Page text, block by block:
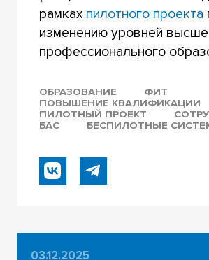
рамках пилотного проекта
изменению уровней
профессионального
ОБРАЗОВАНИЕ
ФИТ
ПОВЫШЕНИЕ КВАЛИФИКАЦИИ
ПИЛОТНЫЙ ПРОЕКТ
БАС
БЕСПИЛОТНЫЕ
03.12.2025